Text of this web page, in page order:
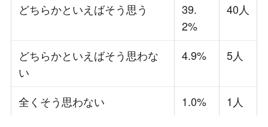
どちらかといえばそう思う
39.
2%
40人
どちらかといえばそう思わな
い
4.9% 5人
全くそう思わない 1.0% 1人